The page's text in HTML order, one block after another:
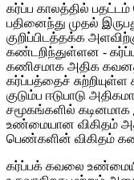
கர்ப்ப காலத்தில்
பதினைந்து முதல்
குறிப்பிடத்தக்க
கண்டறிந்துள்ளன -
கணிசமாக அதிக
கர்ப்பத்தைச் சுற்றியுள்ள
குடும்ப ஈடுபாடு
சமூகங்களில்
உண்மையான விகிதம்
பெண்களின் விகிதம்
கர்ப்பக் கவலை